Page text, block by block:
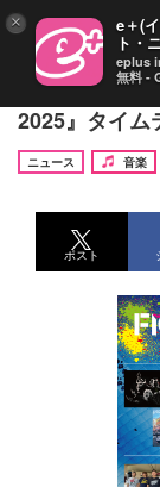
岩手・盛岡
2025』タイム
ニュース
音楽
ポスト
× e＋(
ト・
eplus
無料 -